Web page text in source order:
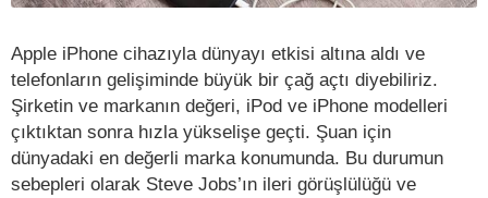
Apple iPhone cihazıyla dünyayı etkisi altına aldı ve
telefonların gelişiminde büyük bir çağ açtı diyebiliriz.
Şirketin ve markanın değeri, iPod ve iPhone modelleri
çıktıktan sonra hızla yükselişe geçti. Şuan için
dünyadaki en değerli marka konumunda. Bu durumun
sebepleri olarak Steve Jobs’ın ileri görüşlülüğü ve